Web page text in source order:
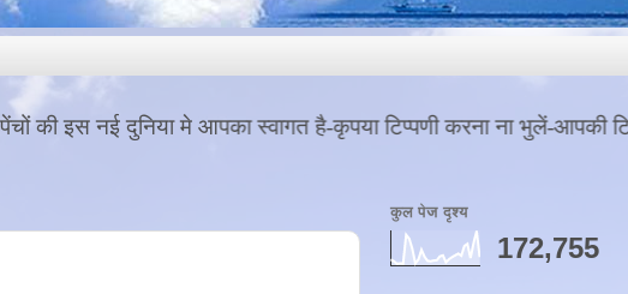
आपका स्वागत है-कृपया टिप्पणी करना ना भुलें-आपकी टिप्पणी से हमारा उत्साह
कुल पेज दृश्य
172,755